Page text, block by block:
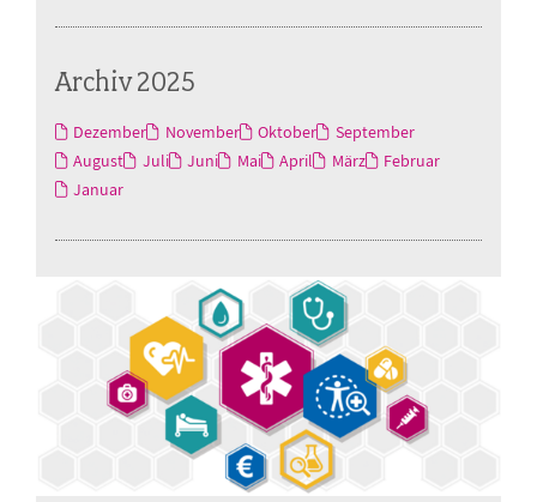
Archiv 2025
Dezember November Oktober
September
August
Juli Juni Mai April März
Februar
Januar